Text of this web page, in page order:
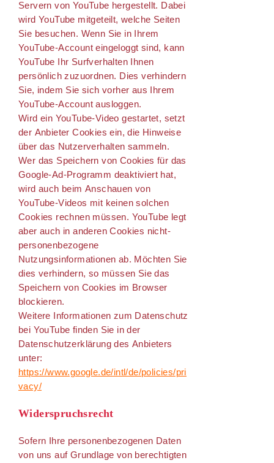
Servern von YouTube hergestellt. Dabei
wird YouTube mitgeteilt, welche Seiten
Sie besuchen. Wenn Sie in Ihrem
YouTube-Account eingeloggt sind, kann
YouTube Ihr Surfverhalten Ihnen
persönlich zuzuordnen. Dies verhindern
Sie, indem Sie sich vorher aus Ihrem
YouTube-Account ausloggen.
Wird ein YouTube-Video gestartet, setzt
der Anbieter Cookies ein, die Hinweise
über das Nutzerverhalten sammeln.
Wer das Speichern von Cookies für das
Google-Ad-Programm deaktiviert hat,
wird auch beim Anschauen von
YouTube-Videos mit keinen solchen
Cookies rechnen müssen. YouTube legt
aber auch in anderen Cookies nicht-
personenbezogene
Nutzungsinformationen ab. Möchten Sie
dies verhindern, so müssen Sie das
Speichern von Cookies im Browser
blockieren.
Weitere Informationen zum Datenschutz
bei YouTube finden Sie in der
Datenschutzerklärung des Anbieters
unter:
https://www.google.de/intl/de/policies/pri
vacy/
Widerspruchsrecht
Sofern Ihre personenbezogenen Daten
von uns auf Grundlage von berechtigten